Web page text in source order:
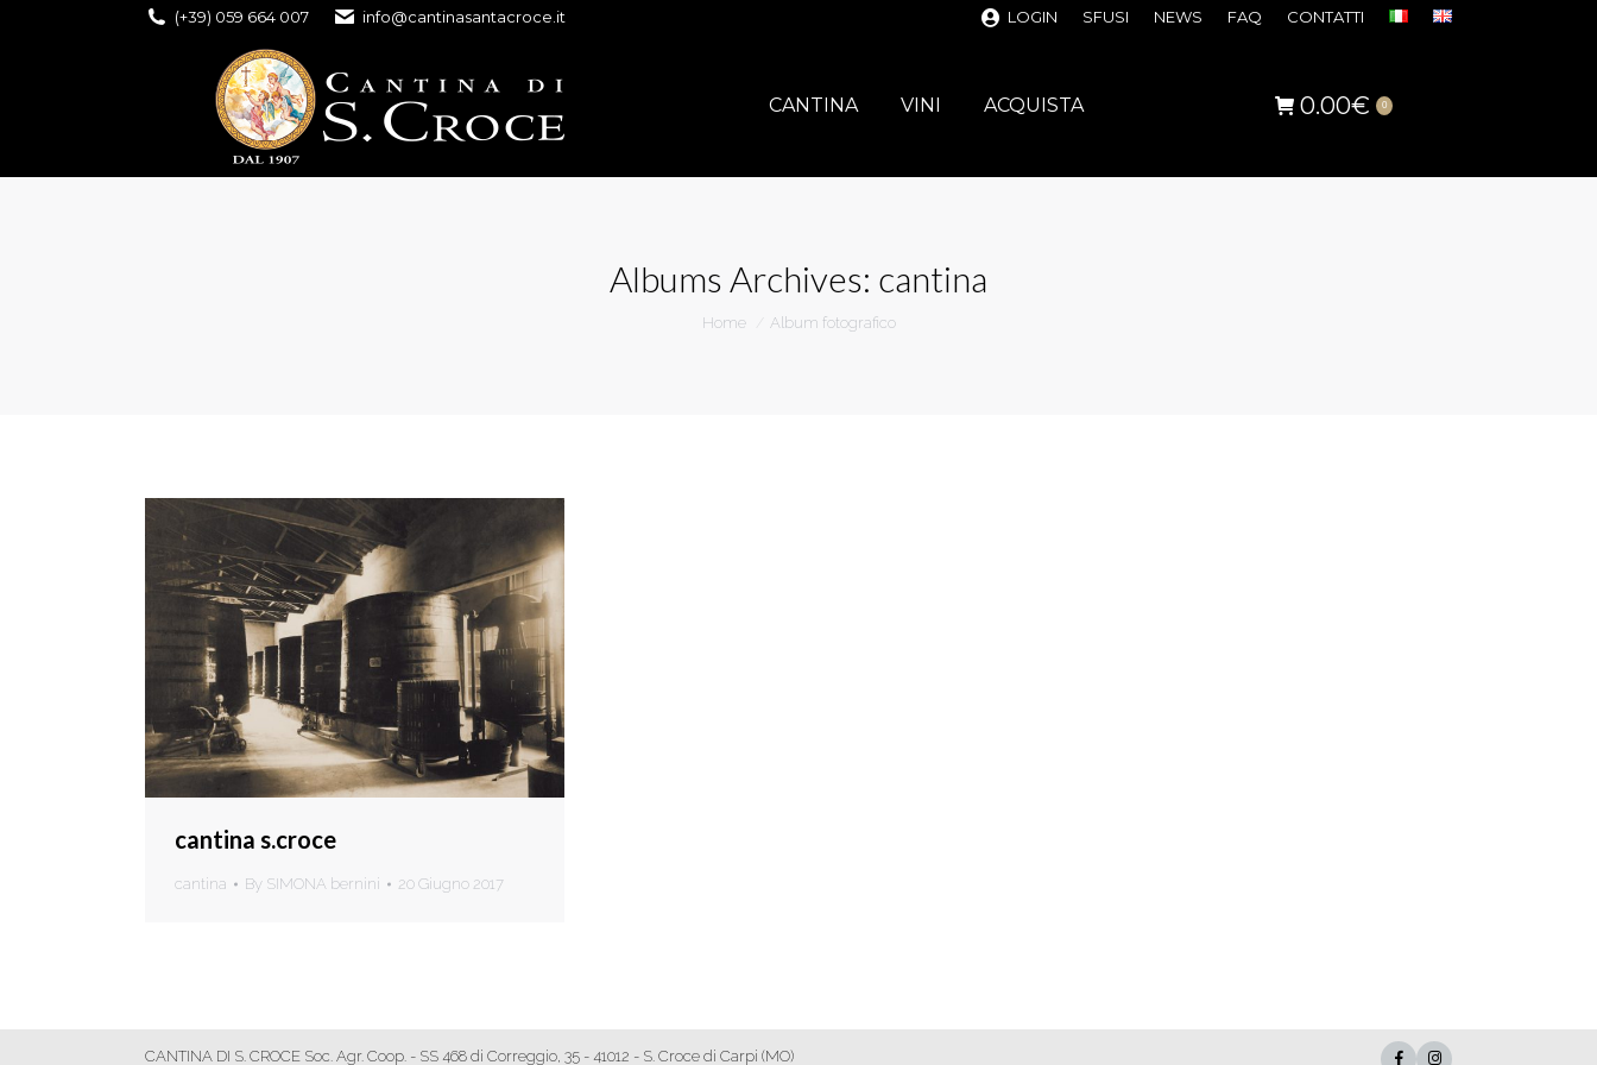
(+39) 059 664 007 info@cantinasantacroce.it LOGIN SFUSI NEWS FAQ CONTATTI
CANTINA VINI ACQUISTA 0.00€ 0
Albums Archives: cantina
You are here:
Home Album fotografico
cantina s.croce
cantina By SIMONA bernini 20 Giugno 2017
CANTINA DI S. CROCE Soc. Agr. Coop. - SS 468 di Correggio, 35 - 41012 - S. Croce di Carpi (MO)